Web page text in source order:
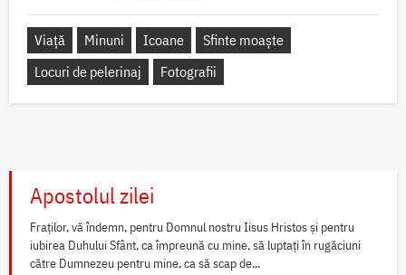
Viață Minuni Icoane
Sfinte moaște
Locuri de pelerinaj
Fotografii
Apostolul zilei
Fraților, vă îndemn, pentru Domnul nostru Iisus Hristos și pentru
iubirea Duhului Sfânt, ca împreună cu mine, să luptați în rugăciuni
către Dumnezeu pentru mine, ca să scap de...